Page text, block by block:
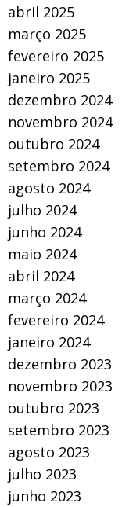
abril 2025
março 2025
fevereiro 2025
janeiro 2025
dezembro 2024
novembro 2024
outubro 2024
setembro 2024
agosto 2024
julho 2024
junho 2024
maio 2024
abril 2024
março 2024
fevereiro 2024
janeiro 2024
dezembro 2023
novembro 2023
outubro 2023
setembro 2023
agosto 2023
julho 2023
junho 2023